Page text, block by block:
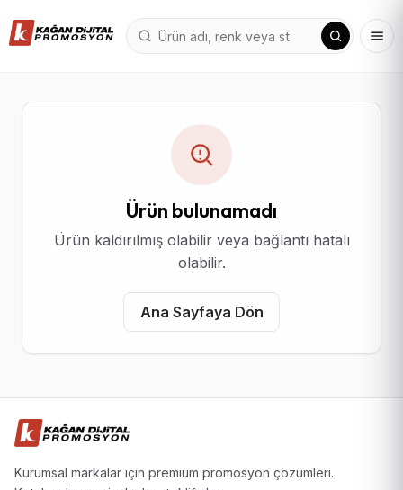
Ürün bulunamadı
Ürün kaldırılmış olabilir veya bağlantı hatalı
olabilir.
Ana Sayfaya Dön
Kurumsal markalar için premium promosyon çözümleri.